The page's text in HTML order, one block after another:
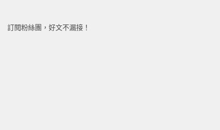
訂閱粉絲團，好文不漏接！